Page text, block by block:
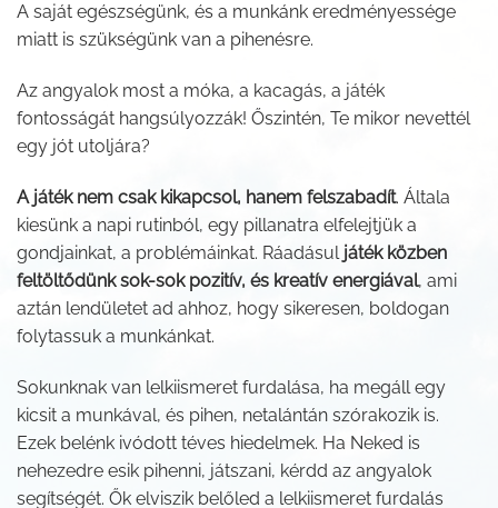
A saját egészségünk, és a munkánk eredményessége
miatt is szükségünk van a pihenésre.
Az angyalok most a móka, a kacagás, a játék
fontosságát hangsúlyozzák! Őszintén, Te mikor nevettél
egy jót utoljára?
A játék nem csak kikapcsol, hanem felszabadít. Általa
kiesünk a napi rutinból, egy pillanatra elfelejtjük a
gondjainkat, a problémáinkat. Ráadásuljáték közben
feltöltődünk sok-sok pozitív, és kreatív energiával, ami
aztán lendületet ad ahhoz, hogy sikeresen, boldogan
folytassuk a munkánkat.
Sokunknak van lelkiismeret furdalása, ha megáll egy
kicsit a munkával, és pihen, netalántán szórakozik is.
Ezek belénk ivódott téves hiedelmek. Ha Neked is
nehezedre esik pihenni, játszani, kérdd az angyalok
segítségét. Ők elviszik belőled a lelkiismeret furdalás